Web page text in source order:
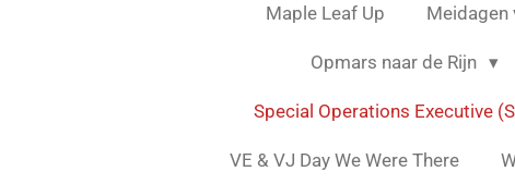
Maple Leaf Up Meidagen
Opmars naar de Rijn
Special Operations Executive
VE & VJ Day We Were There